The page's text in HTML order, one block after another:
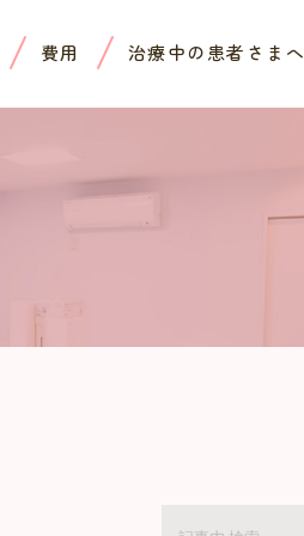
費用 治療中の患者さまへ